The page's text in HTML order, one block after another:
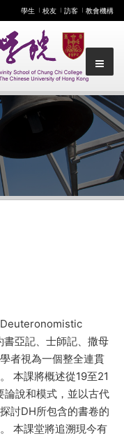
學生 校友 訪客 教會機構
Deuteronomistic
亞記、士師記、撒母
者視為一個整全連貫
本課將概述從19至21
論說和模式，並以古代
討DH所包含的書卷的
本課堂將追溯現今有